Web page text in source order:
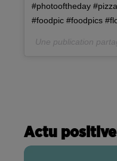
#photooftheday
#foodpic #foodpics
Une publication
Actu positive